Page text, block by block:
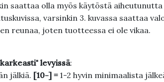
saattaa olla myös käytöstä
varsinkin 3. kuvassa saattaa
reunaa, joten tuotteessa ei ole vikaa.
levyissä:
jälkiä. [10-] = 1-2 hyvin minimaalista